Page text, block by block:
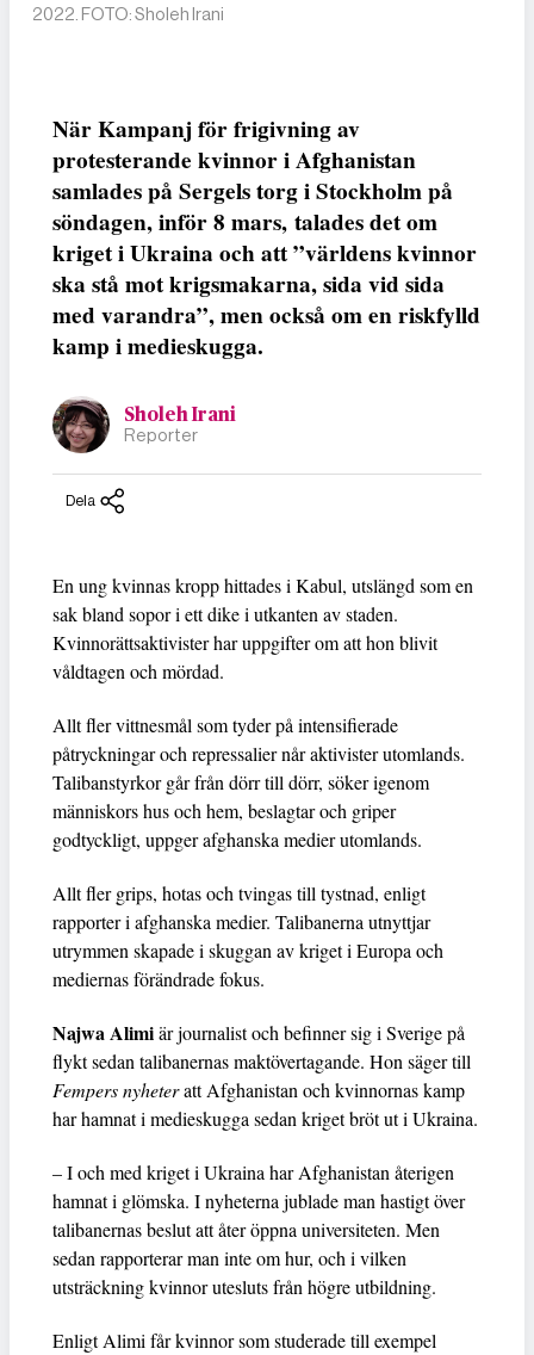
2022. FOTO: Sholeh Irani
När Kampanj för frigivning av
protesterande kvinnor i Afghanistan
samlades på Sergels torg i Stockholm på
söndagen, inför 8 mars, talades det om
kriget i Ukraina och att ”världens kvinnor
ska stå mot krigsmakarna, sida vid sida
med varandra”, men också om en riskfylld
kamp i medieskugga.
Sholeh Irani
Reporter
Dela
En ung kvinnas kropp hittades i Kabul, utslängd som en
sak bland sopor i ett dike i utkanten av staden.
Kvinnorättsaktivister har uppgifter om att hon blivit
våldtagen och mördad.
Allt fler vittnesmål som tyder på intensifierade
påtryckningar och repressalier når aktivister utomlands.
Talibanstyrkor går från dörr till dörr, söker igenom
människors hus och hem, beslagtar och griper
godtyckligt, uppger afghanska medier utomlands.
Allt fler grips, hotas och tvingas till tystnad, enligt
rapporter i afghanska medier. Talibanerna utnyttjar
utrymmen skapade i skuggan av kriget i Europa och
mediernas förändrade fokus.
Najwa Alimiär journalist och befinner sig i Sverige på
flykt sedan talibanernas maktövertagande. Hon säger till
Fempers nyheteratt Afghanistan och kvinnornas kamp
har hamnat i medieskugga sedan kriget bröt ut i Ukraina.
– I och med kriget i Ukraina har Afghanistan återigen
hamnat i glömska. I nyheterna jublade man hastigt över
talibanernas beslut att åter öppna universiteten. Men
sedan rapporterar man inte om hur, och i vilken
utsträckning kvinnor utesluts från högre utbildning.
Enligt Alimi får kvinnor som studerade till exempel